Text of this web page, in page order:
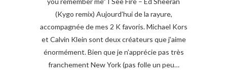
(Kygo remix) Aujourd’hui de la rayure,
accompagnée de mes 2 K favoris. Michael Kors
et Calvin Klein sont deux créateurs que j’aime
énormément. Bien que je n’apprécie pas très
franchement New York (pas folle un peu…